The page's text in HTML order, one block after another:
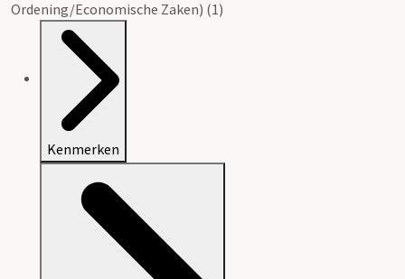
Ordening/Economische Zaken) (1)
Kenmerken